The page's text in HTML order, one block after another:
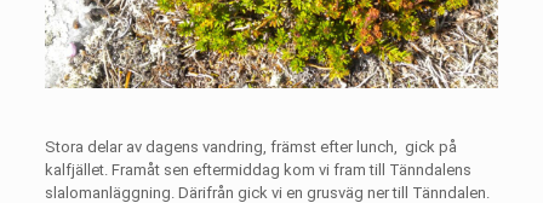
Stora delar av dagens vandring, främst efter lunch,
gick på
kalfjället. Framåt sen eftermiddag kom vi fram till Tänndalens
slalomanläggning. Därifrån gick vi en grusväg ner till Tänndalen.